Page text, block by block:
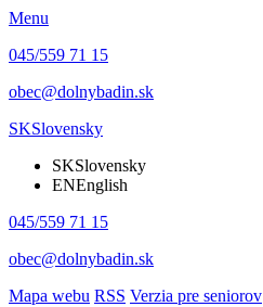
Menu
045/559 71 15
obec@dolnybadin.sk
SKSlovensky
SKSlovensky
ENEnglish
045/559 71 15
obec@dolnybadin.sk
Mapa webu RSS Verzia pre seniorov